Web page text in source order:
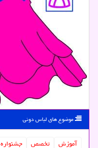
موضوع های لباس دونی
آموزش تخصص جشنواره